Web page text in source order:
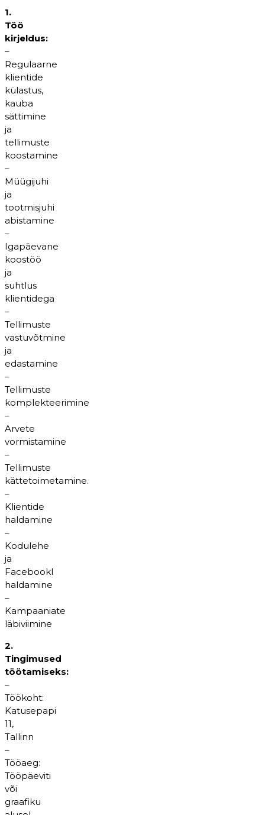
1.
Töö
kirjeldus:
–
Regulaarne
klientide
külastus,
kauba
sättimine
ja
tellimuste
koostamine
–
Müügijuhi
ja
tootmisjuhi
abistamine
–
Igapäevane
koostöö
ja
suhtlus
klientidega
–
Tellimuste
vastuvõtmine
ja
edastamine
–
Tellimuste
komplekteerimine
–
Arvete
vormistamine
–
Tellimuste
kättetoimetamine.
–
Klientide
haldamine
–
Kodulehe
ja
FacebookI
haldamine
–
Kampaaniate
läbiviimine
2.
Tingimused
töötamiseks:
–
Töökoht:
Katusepapi
11,
Tallinn
–
Tööaeg:
Tööpäeviti
või
graafiku